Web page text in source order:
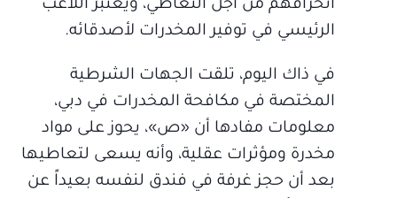
انحرافهم من أجل التعاطي، ويعتبر اللاعب
الرئيسي في توفير المخدرات لأصدقائه.
في ذاك اليوم، تلقت الجهات الشرطية
المختصة في مكافحة المخدرات في دبي،
معلومات مفادها أن «ص»، يحوز على مواد
مخدرة ومؤثرات عقلية، وأنه يسعى لتعاطيها
بعد أن حجز غرفة في فندق لنفسه بعيداً عن